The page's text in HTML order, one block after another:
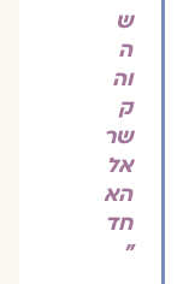
ש
ה
וה
ק
שר
אל
הא
חד
"